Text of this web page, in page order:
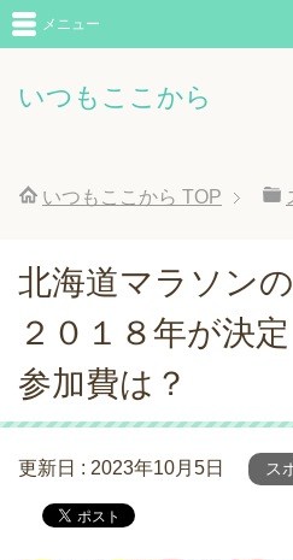
いつもここから
メニュー
いつもここから TOP
北海道マラソン
２０１８年が決
参加費は？
更新日 : 2023年10月5日 ス